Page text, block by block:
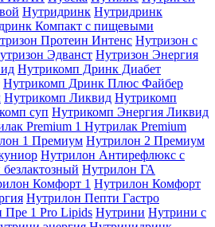
Нутридринк Нутридринк
Компакт с пищевыми
Протеин Интенс Нутризон с
Эдванст Нутризон Энергия
Нутрикомп Дринк Диабет
Нутрикомп Дринк Плюс Файбер
Нутрикомп Ликвид Нутрикомп
суп Нутрикомп Энергия Ликвид
Premium 1 Нутрилак Premium
1 Премиум Нутрилон 2 Премиум
Нутрилон Антирефлюкс с
Нутрилон ГА
Комфорт 1 Нутрилон Комфорт
Нутрилон Пепти Гастро
Пре 1 Pro Lipids Нутрини Нутрини с